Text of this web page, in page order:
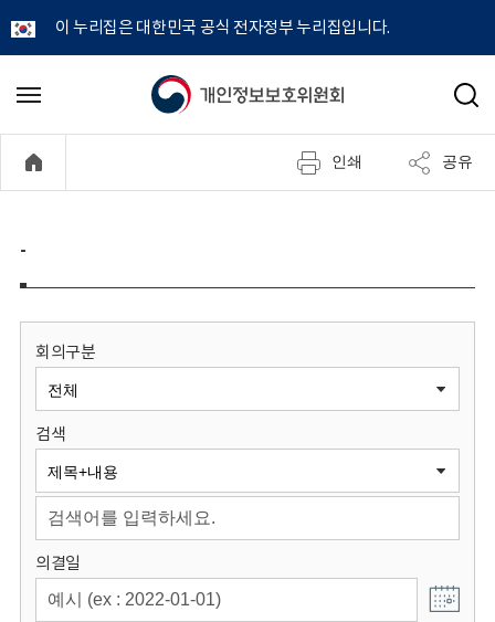
이 누리집은 대한민국 공식 전자정부 누리집입니다.
개
정
보
원
회
메
기
검
인쇄 공유
-
회의구분
검색
의결일